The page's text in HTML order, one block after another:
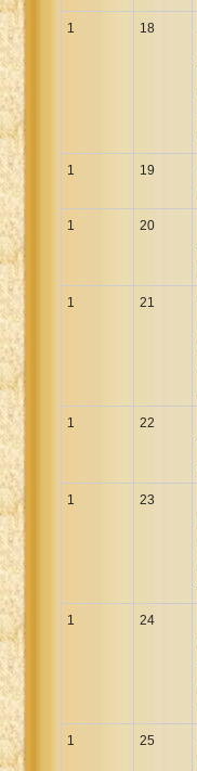
1 18
1 19
1 20
1 21
1 22
1 23
1 24
1 25